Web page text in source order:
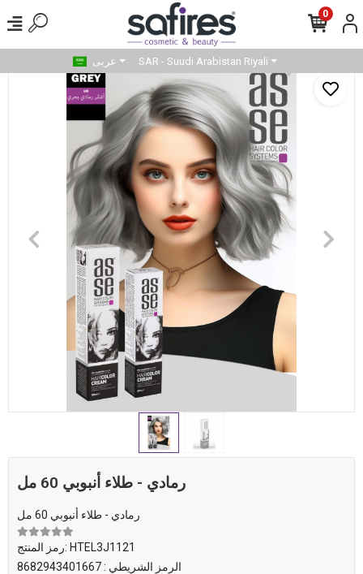
0
عربى SAR - Suudi Arabistan Riyali
رمادي - طلاء أنبوبي 60 مل
رمادي - طلاء أنبوبي 60 مل
رمز المنتج: HTEL3J1121
الرمز الشريطي :8682943401667